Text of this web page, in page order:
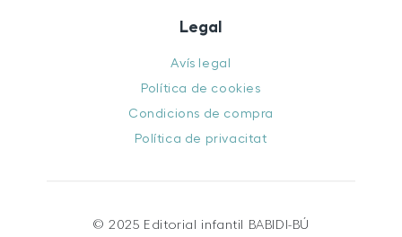
Legal
Avís legal
Política de cookies
Condicions de compra
Política de privacitat
© 2025 Editorial infantil BABIDI-BÚ